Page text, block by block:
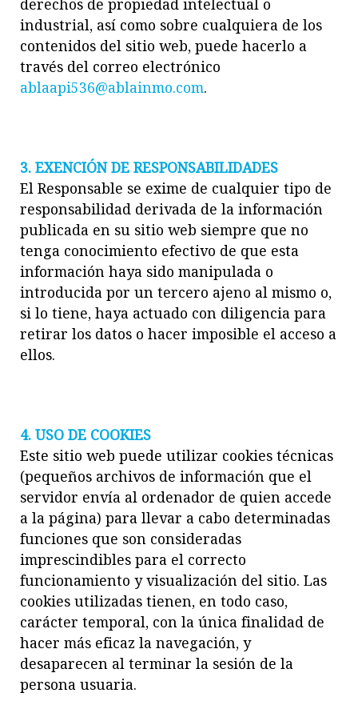
derechos de propiedad intelectual o
industrial, así como sobre cualquiera de los
contenidos del sitio web, puede hacerlo a
través del correo electrónico
ablaapi536@ablainmo.com.
3. EXENCIÓN DE RESPONSABILIDADES
El Responsable se exime de cualquier tipo de
responsabilidad derivada de la información
publicada en su sitio web siempre que no
tenga conocimiento efectivo de que esta
información haya sido manipulada o
introducida por un tercero ajeno al mismo o,
si lo tiene, haya actuado con diligencia para
retirar los datos o hacer imposible el acceso a
ellos.
4. USO DE COOKIES
Este sitio web puede utilizar cookies técnicas
(pequeños archivos de información que el
servidor envía al ordenador de quien accede
a la página) para llevar a cabo determinadas
funciones que son consideradas
imprescindibles para el correcto
funcionamiento y visualización del sitio. Las
cookies utilizadas tienen, en todo caso,
carácter temporal, con la única finalidad de
hacer más eficaz la navegación, y
desaparecen al terminar la sesión de la
persona usuaria.